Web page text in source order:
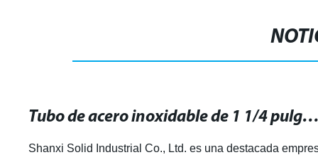
Tubo de acero inoxidable de 1 1/4 pulgadas: resistente y
Shanxi Solid Industrial Co., Ltd. es una destacada